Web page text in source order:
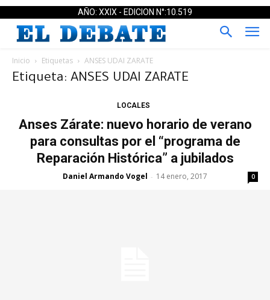
AÑO: XXIX - EDICION N°:10.519
Inicio Etiquetas ANSES UDAI ZARATE
Etiqueta: ANSES UDAI ZARATE
LOCALES
Anses Zárate: nuevo horario de verano
para consultas por el “programa de
Reparación Histórica” a jubilados
Daniel Armando Vogel - 14 enero, 2017 0